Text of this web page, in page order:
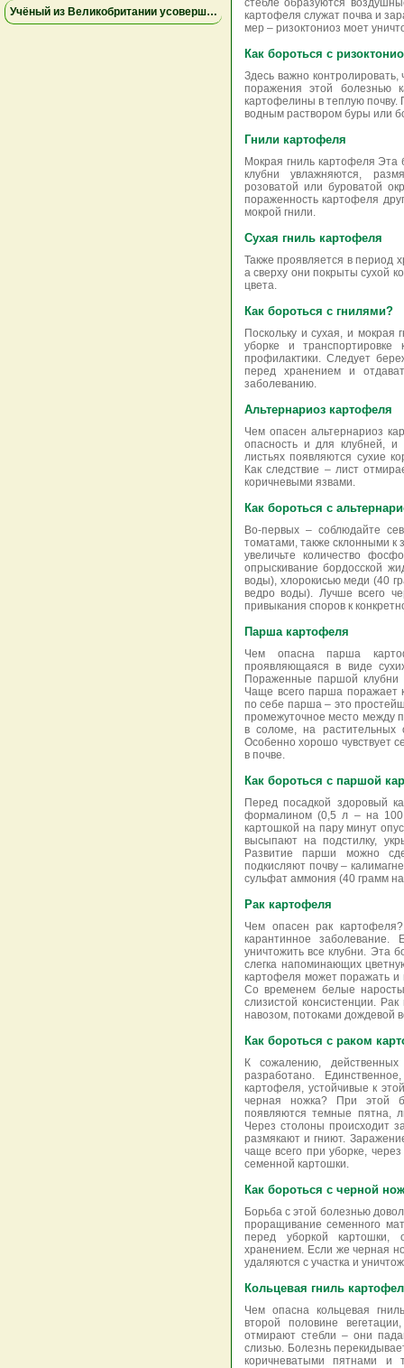
Учёный из Великобритании усовершенствовал вековую формулу и научился предсказывать поведение опасных наночастиц в воздухе
стебле образуются
картофеля служат почва и
мер – ризоктониоз моет
Как бороться с
Здесь важно
поражения этой болезнью
картофелины в теплую
водным раствором буры или
Гнили картофеля
Мокрая гниль картофеля Эта
клубни увлажняются,
розоватой или буроватой
пораженность картофеля
мокрой гнили.
Сухая гниль картофеля
Также проявляется в период
а сверху они покрыты сухой
цвета.
Как бороться с гнилями?
Поскольку и сухая, и мокрая
уборке и
профилактики. Следует
перед хранением и
заболеванию.
Альтернариоз картофеля
Чем опасен альтернариоз
опасность и для клубней,
листьях появляются сухие
Как следствие – лист
коричневыми язвами.
Как бороться с
Во-первых – соблюдайте
томатами, также склонными к
увеличьте количество
опрыскивание бордосской
воды), хлорокисью меди (40
ведро воды). Лучше всего
привыкания споров к
Парша картофеля
Чем опасна парша
проявляющаяся в виде
Пораженные паршой клубни
Чаще всего парша поражает
по себе парша – это
промежуточное место между
в соломе, на растительных
Особенно хорошо чувствует
в почве.
Как бороться с паршой
Перед посадкой здоровый
формалином (0,5 л – на 100
картошкой на пару минут
высыпают на подстилку,
Развитие парши можно
подкисляют почву –
сульфат аммония (40 грамм
Рак картофеля
Чем опасен рак
карантинное
уничтожить все клубни. Эта
слегка напоминающих
картофеля может поражать и
Со временем белые
слизистой консистенции.
навозом, потоками дождевой
Как бороться с раком
К сожалению,
разработано.
картофеля, устойчивые к
черная ножка? При этой
появляются темные пятна,
Через столоны происходит
размякают и гниют.
чаще всего при уборке,
семенной картошки.
Как бороться с черной
Борьба с этой болезнью
проращивание семенного
перед уборкой картошки,
хранением. Если же черная
удаляются с участка и
Кольцевая гниль
Чем опасна кольцевая
второй половине
отмирают стебли – они
слизью. Болезнь
коричневатыми пятнами и